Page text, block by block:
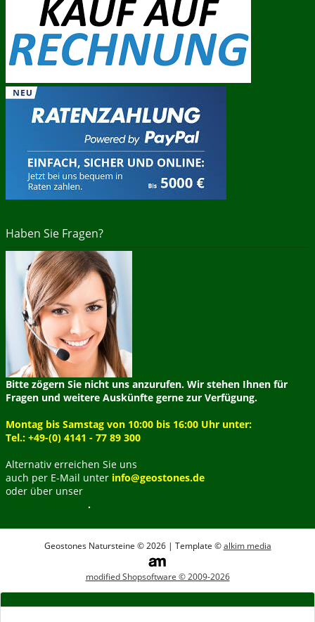
Haben Sie Fragen?
Bitte zögern Sie nicht uns anzurufen. Wir stehen Ihnen für
Fragen und weitere Auskünfte gerne zur Verfügung.
Montag bis Samstag von 10:00 bis 16:00 Uhr unter:
Tel.: +49-(0) 4141 - 77 89 300
Alternativ erreichen Sie uns
auch per E-Mail unter info@geostones.de
oder über unser
.
Geostones Natursteine © 2026 | Template ©alkim media
modified Shopsoftware © 2009-2026